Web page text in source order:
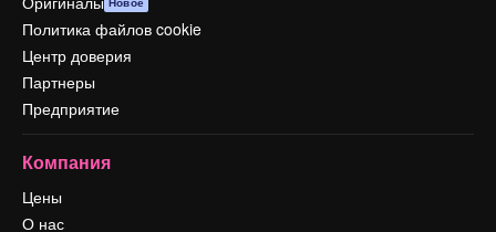
Политика файлов cookie
Центр доверия
Партнеры
Предприятие
Компания
Цены
О нас